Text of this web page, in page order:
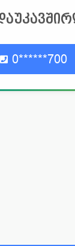
0******700